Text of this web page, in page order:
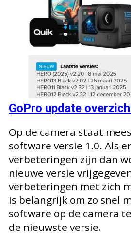
GoPro update
Op de camera staat
software versie 1.0. Als
verbeteringen zijn dan
nieuwe versie
verbeteringen met zich
is belangrijk om zo snel
software op de camera
de nieuwste versie.